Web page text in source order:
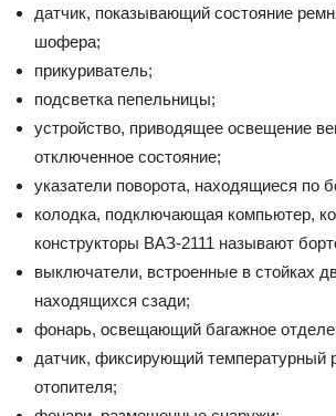
датчик, показывающий состояние
шофера;
прикуриватель;
подсветка пепельницы;
устройство, приводящее освещение
отключенное состояние;
указатели поворота, находящиеся по
колодка, подключающая компьютер,
конструкторы ВАЗ-2111 называют
выключатели, встроенные в стойках
находящихся сзади;
фонарь, освещающий багажное
датчик, фиксирующий температурный
отопителя;